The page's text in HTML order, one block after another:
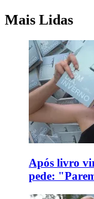
Mais Lidas
Após livro
pede: